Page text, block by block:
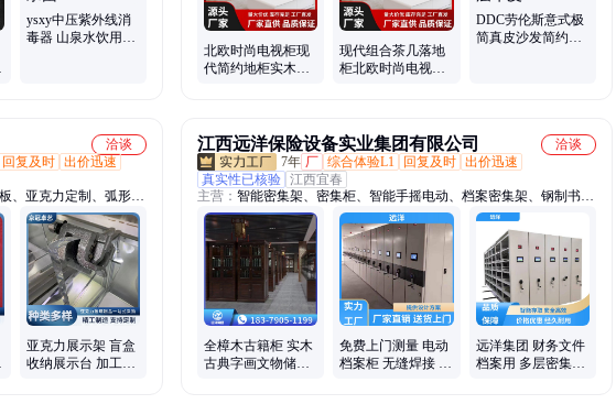
ysxy中压紫外线消
毒器 山泉水饮用水
北欧时尚电视柜现
代简约地柜实木多
现代组合茶几落地
柜北欧时尚电视柜
DDC劳伦斯意式极
简真皮沙发简约现
洽谈
回复及时 出价迅速
、亚克力定制、弧形亚
克力、亚克力造型、有
异形有机玻璃定制、天
亚克力有机玻璃加工、
柜、亚克力展示盒加
体柜、有机玻璃柜加工
亚克力展示架 盲盒
收纳展示台 加工定
江西远洋保险设备实业集团有限公司
洽谈
7年 厂 综合体验L1 回复及时 出价迅速
真实性已核验 江西宜春
主营： 智能密集架、密集柜、智能手摇电动、档案密集架、钢制书
架、手动密集架、档案柜、抗菌防霉、报纸平放架、图书馆书架、自
动密集架、资料移动柜、电子保密柜、钢制期刊架、密集架货架、光
碟防磁柜、智慧档案库房设备
全樟木古籍柜 实木
古典字画文物储物
免费上门测量 电动
档案柜 无缝焊接 专
远洋集团 财务文件
档案用 多层密集柜